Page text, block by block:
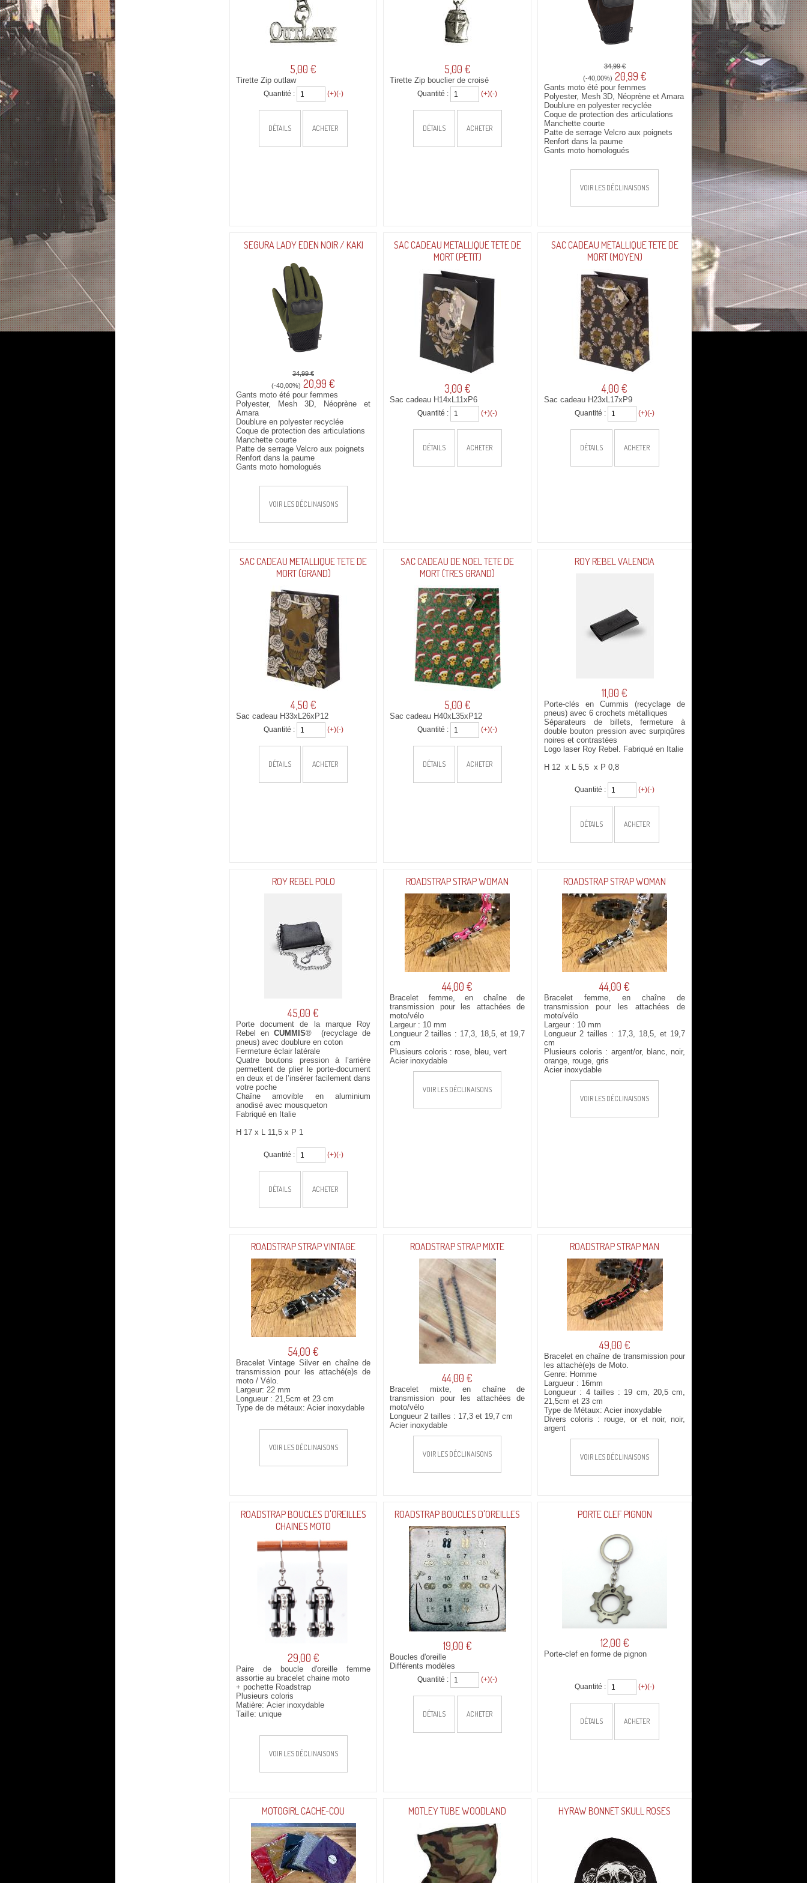
5,00 €
Tirette Zip outlaw
Quantité : (+)(-)
DÉTAILS ACHETER
5,00 €
Tirette Zip bouclier de croisé
Quantité : (+)(-)
DÉTAILS ACHETER
34,99 €
(-40,00%) 20,99 €
Gants moto été pour femmes
Polyester, Mesh 3D, Néoprène et Amara
Doublure en polyester recyclée
Coque de protection des articulations
Manchette courte
Patte de serrage Velcro aux poignets
Renfort dans la paume
Gants moto homologués
VOIR LES DÉCLINAISONS
SEGURA LADY EDEN NOIR / KAKI
34,99 €
(-40,00%) 20,99 €
Gants moto été pour femmes
Polyester, Mesh 3D, Néoprène et
Amara
Doublure en polyester recyclée
Coque de protection des articulations
Manchette courte
Patte de serrage Velcro aux poignets
Renfort dans la paume
Gants moto homologués
VOIR LES DÉCLINAISONS
SAC CADEAU METALLIQUE TETE DE
MORT (PETIT)
3,00 €
Sac cadeau H14xL11xP6
Quantité : (+)(-)
DÉTAILS ACHETER
SAC CADEAU METALLIQUE TETE DE
MORT (MOYEN)
4,00 €
Sac cadeau H23xL17xP9
Quantité : (+)(-)
DÉTAILS ACHETER
SAC CADEAU METALLIQUE TETE DE
MORT (GRAND)
4,50 €
Sac cadeau H33xL26xP12
Quantité : (+)(-)
DÉTAILS ACHETER
SAC CADEAU DE NOEL TETE DE
MORT (TRES GRAND)
5,00 €
Sac cadeau H40xL35xP12
Quantité : (+)(-)
DÉTAILS ACHETER
ROY REBEL VALENCIA
11,00 €
Porte-clés en Cummis (recyclage de
pneus) avec 6 crochets métalliques
Séparateurs de billets, fermeture à
double bouton pression avec surpiqûres
noires et contrastées
Logo laser Roy Rebel. Fabriqué en Italie
H 12 x L 5,5 x P 0,8
Quantité : (+)(-)
DÉTAILS ACHETER
ROY REBEL POLO
45,00 €
Porte document de la marque Roy
Rebel en CUMMIS® (recyclage de
pneus) avec doublure en coton
Fermeture éclair latérale
Quatre boutons pression à l’arrière
permettent de plier le porte-document
en deux et de l’insérer facilement dans
votre poche
Chaîne amovible en aluminium
anodisé avec mousqueton
Fabriqué en Italie
H 17 x L 11,5 x P 1
Quantité : (+)(-)
DÉTAILS ACHETER
ROADSTRAP STRAP WOMAN
44,00 €
Bracelet femme, en chaîne de
transmission pour les attachées de
moto/vélo
Largeur : 10 mm
Longueur 2 tailles : 17,3, 18,5, et 19,7
cm
Plusieurs coloris : rose, bleu, vert
Acier inoxydable
VOIR LES DÉCLINAISONS
ROADSTRAP STRAP WOMAN
44,00 €
Bracelet femme, en chaîne de
transmission pour les attachées de
moto/vélo
Largeur : 10 mm
Longueur 2 tailles : 17,3, 18,5, et 19,7
cm
Plusieurs coloris : argent/or, blanc, noir,
orange, rouge, gris
Acier inoxydable
VOIR LES DÉCLINAISONS
ROADSTRAP STRAP VINTAGE
54,00 €
Bracelet Vintage Silver en chaîne de
transmission pour les attaché(e)s de
moto / Vélo.
Largeur: 22 mm
Longueur : 21,5cm et 23 cm
Type de de métaux: Acier inoxydable
VOIR LES DÉCLINAISONS
ROADSTRAP STRAP MIXTE
44,00 €
Bracelet mixte, en chaîne de
transmission pour les attachées de
moto/vélo
Longueur 2 tailles : 17,3 et 19,7 cm
Acier inoxydable
VOIR LES DÉCLINAISONS
ROADSTRAP STRAP MAN
49,00 €
Bracelet en chaîne de transmission pour
les attaché(e)s de Moto.
Genre: Homme
Largueur : 16mm
Longueur : 4 tailles : 19 cm, 20,5 cm,
21,5cm et 23 cm
Type de Métaux: Acier inoxydable
Divers coloris : rouge, or et noir, noir,
argent
VOIR LES DÉCLINAISONS
ROADSTRAP BOUCLES D'OREILLES
CHAINES MOTO
29,00 €
Paire de boucle d'oreille femme
assortie au bracelet chaine moto
+ pochette Roadstrap
Plusieurs coloris
Matière: Acier inoxydable
Taille: unique
VOIR LES DÉCLINAISONS
ROADSTRAP BOUCLES D'OREILLES
19,00 €
Boucles d'oreille
Différents modèles
Quantité : (+)(-)
DÉTAILS ACHETER
PORTE CLEF PIGNON
12,00 €
Porte-clef en forme de pignon
Quantité : (+)(-)
DÉTAILS ACHETER
MOTOGIRL CACHE-COU MOTLEY TUBE WOODLAND HYRAW BONNET SKULL ROSES